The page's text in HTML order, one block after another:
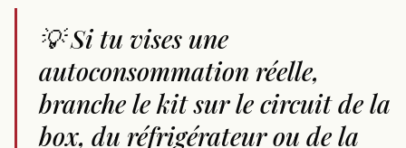
💡 Si tu vises une
autoconsommation réelle,
branche le kit sur le circuit de la
box, du réfrigérateur ou de la